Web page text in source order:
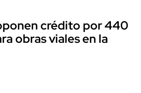
crédito por 440
obras viales en la